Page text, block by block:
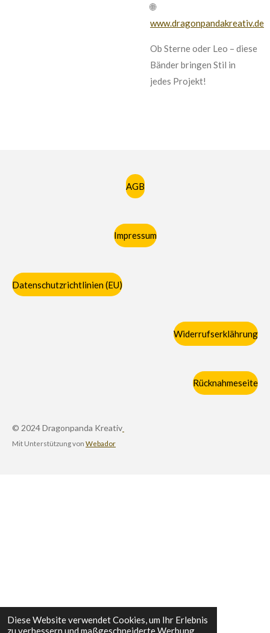
Diese Website verwendet Cookies, um Ihr Erlebnis
zu verbessern und maßgeschneiderte Werbung
🌐
www.dragonpandakreativ.de
Ob Sterne oder Leo – diese
Bänder bringen Stil in
jedes Projekt!
AGB
Impressum
Datenschutzrichtlinien (EU)
Widerrufserklährung
Rücknahmeseite
© 2024 Dragonpanda Kreativ
Mit Unterstützung von Webador